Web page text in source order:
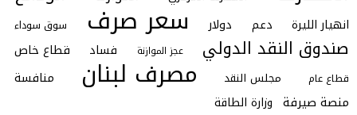
انهيار الليرة دعم دولار سعر صرف سوق سوداء
صندوق النقد الدولي عجز الموازنة فساد قطاع خاص
قطاع عام مجلس النقد مصرف لبنان
منافسة
منصة صيرفة وزارة الطاقة